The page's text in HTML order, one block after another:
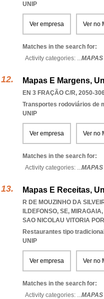
UNIP
Ver empresa Ver no
Matches in the search for:
Activity categories: ...
Mapas E Margens,
EN 3 FRAÇÃO C/R, 2050-
Transportes rodoviários de
UNIP
Ver empresa Ver no
Matches in the search for:
Activity categories: ...
Mapas E Receitas,
R DE MOUZINHO DA
ILDEFONSO, SE, MIRAGAIA,
SAO NICOLAU VITORIA
Restaurantes tipo tradicional
UNIP
Ver empresa Ver no
Matches in the search for:
Activity categories: ...MAPAS